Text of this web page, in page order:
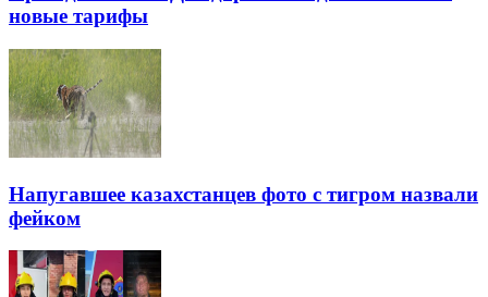
новые тарифы
Напугавшее казахстанцев фото с тигром назвали
фейком